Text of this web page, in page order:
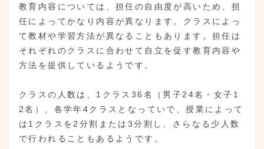
教育内容については、担任の自由度が高いため、担
任によってかなり内容が異なります。クラスによっ
て教材や学習方法が異なることもあります。担任は
それぞれのクラスに合わせて自立を促す教育内容や
方法を提供しているようです。
クラスの人数は、1クラス36名（男子24名・女子1
2名）、各学年4クラスとなっていで、授業によって
は1クラスを2分割または3分割し、さらなる少人数
で行われることもあるようです。